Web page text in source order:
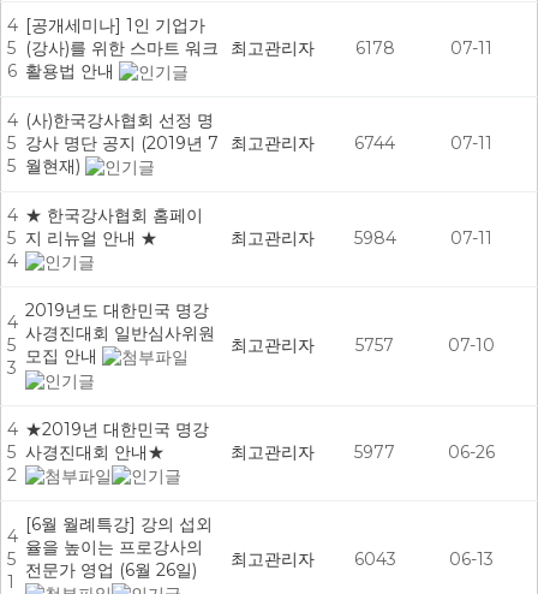
4
5
6
[공개세미나] 1인 기업가
(강사)를 위한 스마트 워크
활용법 안내
최고관리자 6178 07-11
4
5
5
(사)한국강사협회 선정 명
강사 명단 공지 (2019년 7
월현재)
최고관리자 6744 07-11
4
5
4
★ 한국강사협회 홈페이
지 리뉴얼 안내 ★
최고관리자 5984 07-11
4
5
3
2019년도 대한민국 명강
사경진대회 일반심사위원
모집 안내
최고관리자 5757 07-10
4
5
2
★2019년 대한민국 명강
사경진대회 안내★
최고관리자 5977 06-26
4
5
1
[6월 월례특강] 강의 섭외
율을 높이는 프로강사의
전문가 영업 (6월 26일)
최고관리자 6043 06-13